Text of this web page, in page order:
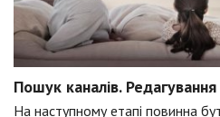
Пошук каналів.
На наступному етапі повинна